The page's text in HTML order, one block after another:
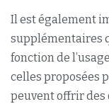
Il est également
supplémentaires
fonction de
celles proposées
peuvent offrir des